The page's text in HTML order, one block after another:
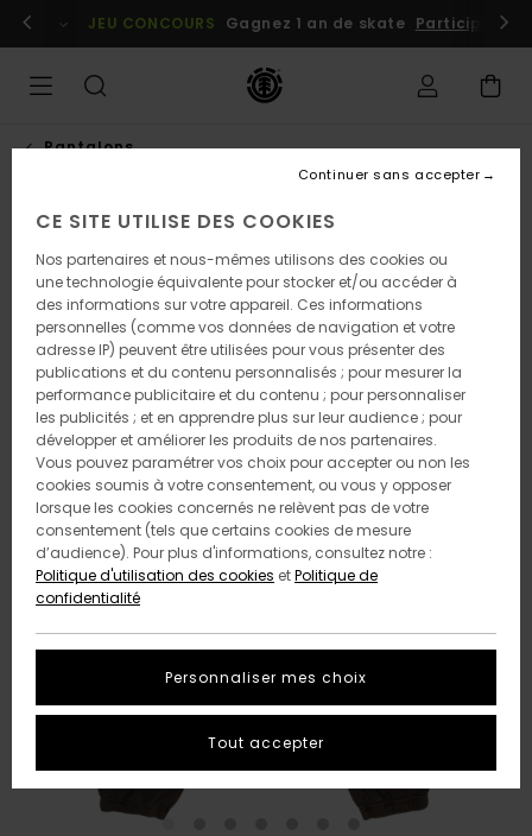
l'information
Se connecter / s'inscrire
JEU CONCOURS Gagnez 1 an de skate Participez
Pantalons
RUPTURE DE STOCK
CE SITE UTILISE DES COOKIES
Nos partenaires et nous-mêmes utilisons des cookies ou
une technologie équivalente pour stocker et/ou accéder à
des informations sur votre appareil. Ces informations
personnelles (comme vos données de navigation et votre
adresse IP) peuvent être utilisées pour vous présenter des
publications et du contenu personnalisés ; pour mesurer la
performance publicitaire et du contenu ; pour personnaliser
les publicités ; et en apprendre plus sur leur audience ; pour
développer et améliorer les produits de nos partenaires.
Vous pouvez paramétrer vos choix pour accepter ou non les
cookies soumis à votre consentement, ou vous y opposer
lorsque les cookies concernés ne relèvent pas de votre
consentement (tels que certains cookies de mesure
d’audience). Pour plus d'informations, consultez notre :
Politique d'utilisation des cookies etPolitique de
confidentialité
Personnaliser mes choix
Continuer sans accepter
Tout accepter